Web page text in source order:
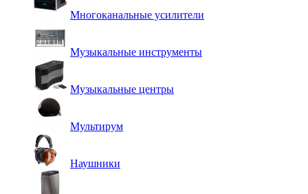
Многоканальные усилители
Музыкальные инструменты
Музыкальные центры
Мультирум
Наушники